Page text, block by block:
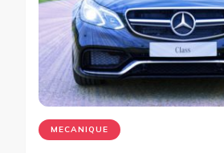
MECANIQUE